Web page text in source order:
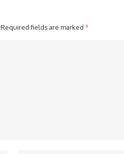
Required fields are marked *